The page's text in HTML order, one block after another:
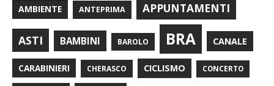
AMBIENTE ANTEPRIMA APPUNTAMENTI
ASTI BAMBINI BAROLO BRA CANALE
CARABINIERI CHERASCO CICLISMO CONCERTO